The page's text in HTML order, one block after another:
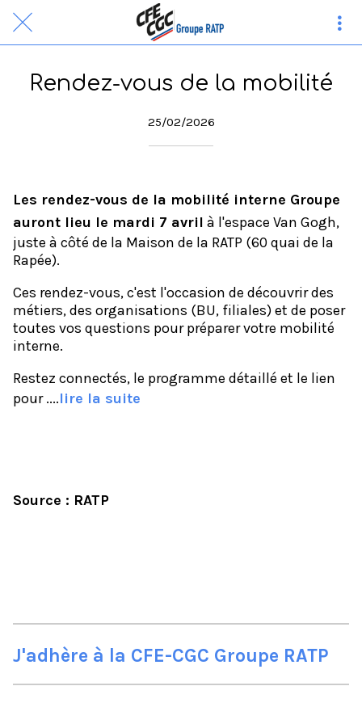
Rendez-vous de la mobilité
25/02/2026
Les rendez-vous de la mobilité interne Groupe
auront lieu le mardi 7 avril à l'espace Van Gogh,
juste à côté de la Maison de la RATP (60 quai de la
Rapée).
Ces rendez-vous, c'est l'occasion de découvrir des
métiers, des organisations (BU, filiales) et de poser
toutes vos questions pour préparer votre mobilité
interne.
Restez connectés, le programme détaillé et le lien
pour ....lire la suite
Source : RATP
J'adhère à la CFE-CGC Groupe RATP